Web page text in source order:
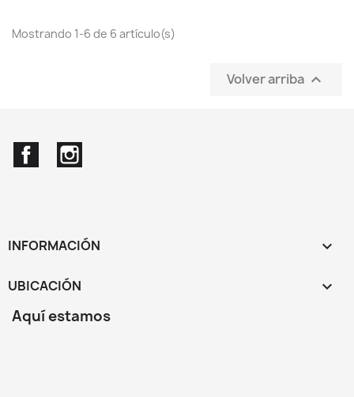
Mostrando 1-6 de 6 artículo(s)
Volver arriba 
Facebook
INFORMACIÓN 
UBICACIÓN keyboard_arrow_down
Aquí estamos